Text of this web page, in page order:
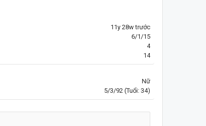
11y 28w trước
6/1/15
4
14
Nữ
5/3/92 (Tuổi: 34)